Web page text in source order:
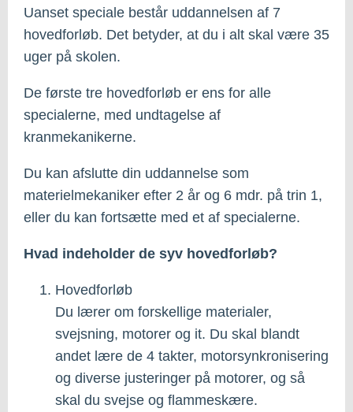
Uanset speciale består uddannelsen af 7
hovedforløb. Det betyder, at du i alt skal være 35
uger på skolen.
De første tre hovedforløb er ens for alle
specialerne, med undtagelse af
kranmekanikerne.
Du kan afslutte din uddannelse som
materielmekaniker efter 2 år og 6 mdr. på trin 1,
eller du kan fortsætte med et af specialerne.
Hvad indeholder de syv hovedforløb?
Hovedforløb
Du lærer om forskellige materialer,
svejsning, motorer og it. Du skal blandt
andet lære de 4 takter, motorsynkronisering
og diverse justeringer på motorer, og så
skal du svejse og flammeskære.